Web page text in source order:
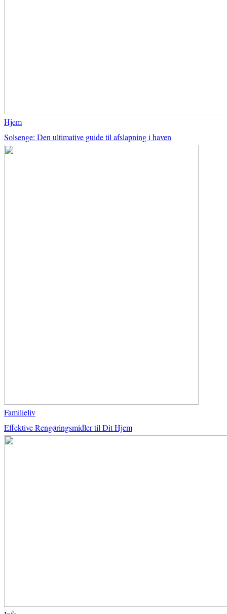
Hjem
Solsenge: Den ultimative guide til afslapning i haven
Familieliv
Effektive Rengøringsmidler til Dit Hjem